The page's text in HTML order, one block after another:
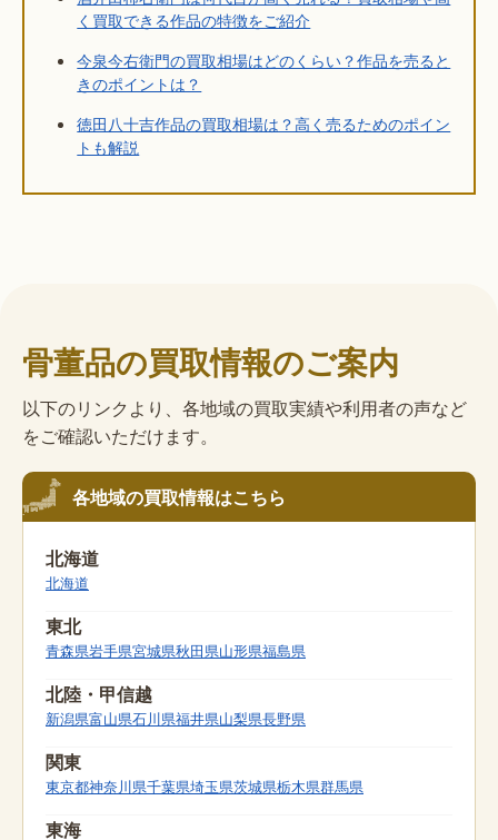
く買取できる作品の特徴をご紹介
今泉今右衛門の買取相場はどのくらい？作品を売ると
きのポイントは？
徳田八十吉作品の買取相場は？高く売るためのポイン
トも解説
骨董品の買取情報のご案内
以下のリンクより、各地域の買取実績や利用者の声など
をご確認いただけます。
各地域の買取情報はこちら
北海道
北海道
東北
青森県岩手県宮城県秋田県山形県福島県
北陸・甲信越
新潟県富山県石川県福井県山梨県長野県
関東
東京都神奈川県千葉県埼玉県茨城県栃木県群馬県
東海